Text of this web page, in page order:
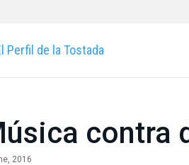
contra
2016